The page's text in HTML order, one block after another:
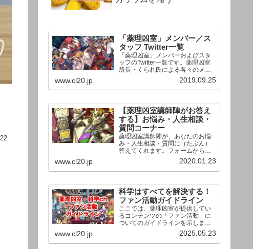
「薬理凶室」メンバー／ス
タッフ Twitter一覧
「薬理凶室」メンバーおよびスタ
ッフのTwitter一覧です。薬理凶室
所長・くられ氏による各々のメン
バーの一言紹介付き。Twitterへの
リンクの下にあるフォローボタン
を押すとそのままフォローできま
www.cl20.jp 2019.09.25
【薬理凶室講師陣がお答え
する】お悩み・人生相談・
質問コーナー
薬理凶室講師陣が、あなたのお悩
み・人生相談・質問に（たぶん）
答えてくれます。フォームからお
送りいただいた相談は、順次、動
画として公開される予定（時期未
定）！ どうぞお気軽にご質問く
www.cl20.jp 2020.01.23
科学はすべてを解決する！
ファン活動ガイドライン
ここでは、薬理凶室が提供してい
るコンテンツの「ファン活動」に
ついてのガイドラインを示しま
す。ご利用の場合は当ガイドライ
ンを遵守して頂けますよう、よろ
しくお願い申し上げます。
www.cl20.jp 2025.05.23